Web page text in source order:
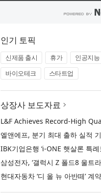
인기 토픽
신제품 출시 휴가
인공지능
바이오테크
스타트업
상장사 보도자료
IBK기업은행 ‘i-ONE 햇살론 특례